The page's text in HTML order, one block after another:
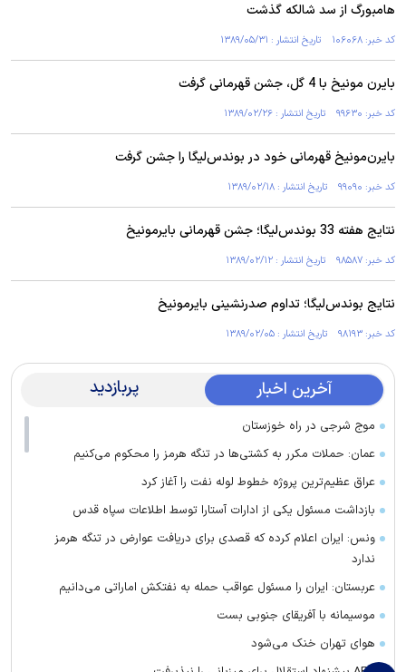
هامبورگ از سد شالكه گذشت
کد خبر: ۱۰۶۰۶۸ تاریخ انتشار : ۱۳۸۹/۰۵/۳۱
بایرن مونیخ با 4 گل، جشن قهرمانی گرفت
کد خبر: ۹۹۶۳۰ تاریخ انتشار : ۱۳۸۹/۰۲/۲۶
بایرن‌مونیخ قهرمانی خود در بوندس‌لیگا را جشن گرفت
کد خبر: ۹۹۰۹۰ تاریخ انتشار : ۱۳۸۹/۰۲/۱۸
نتایج هفته 33 بوندس‌لیگا؛ جشن قهرمانی بایرمونیخ
کد خبر: ۹۸۵۸۷ تاریخ انتشار : ۱۳۸۹/۰۲/۱۲
نتایج بوندس‌لیگا؛ تداوم صدرنشینی بایرمونیخ
کد خبر: ۹۸۱۹۳ تاریخ انتشار : ۱۳۸۹/۰۲/۰۵
آخرین اخبار پربازدید
موج شرجی در راه خوزستان
عمان: حملات مکرر به کشتی‌ها در تنگه هرمز را محکوم می‌کنیم
عراق عظیم‌ترین پروژه خطوط لوله نفت را آغاز کرد
بازداشت مسئول یکی از ادارات آستارا توسط اطلاعات سپاه قدس
ونس: ایران اعلام کرده که قصدی برای دریافت عوارض در تنگه هرمز
ندارد
عربستان: ایران را مسئول عواقب حمله به نفتکش اماراتی می‌دانیم
موسیمانه با آفریقای جنوبی بست
هوای تهران خنک می‌شود